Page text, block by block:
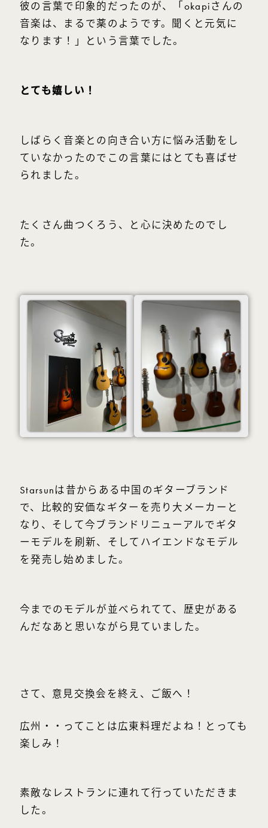
彼の言葉で印象的だったのが、「okapiさんの
音楽は、まるで薬のようです。聞くと元気に
なります！」という言葉でした。
とても嬉しい！
しばらく音楽との向き合い方に悩み活動をし
ていなかったのでこの言葉にはとても喜ばせ
られました。
たくさん曲つくろう、と心に決めたのでし
た。
Starsunは昔からある中国のギターブランド
で、比較的安価なギターを売り大メーカーと
なり、そして今ブランドリニューアルでギタ
ーモデルを刷新、そしてハイエンドなモデル
を発売し始めました。
今までのモデルが並べられてて、歴史がある
んだなあと思いながら見ていました。
さて、意見交換会を終え、ご飯へ！
広州・・ってことは広東料理だよね！とっても
楽しみ！
素敵なレストランに連れて行っていただきま
した。